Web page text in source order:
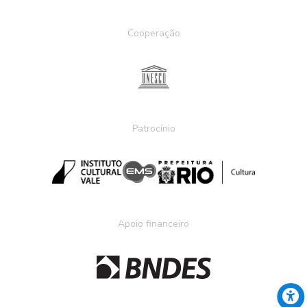
Cooperação
Patrocínio
Apoio financeiro